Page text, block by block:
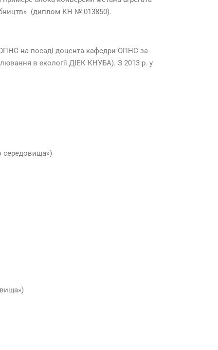
(диплом КН № 013850).
на посаді доцента кафедри ОПНС за
в екології ДІЕК КНУБА). З 2013 р. у
середовища»)